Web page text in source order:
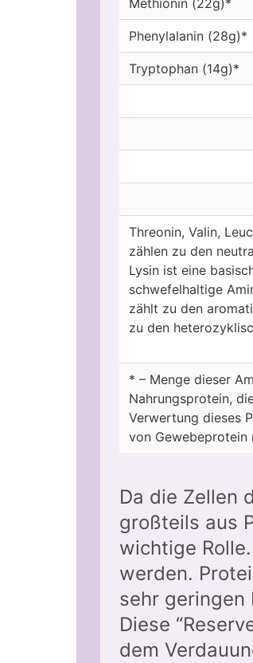
Methionin (22g)*
Phenylalanin (28g)*
Tryptophan (14g)*
Threonin, Valin,
zählen zu den
Lysin ist eine
schwefelhaltige
zählt zu den
zu den
* – Menge dieser
Nahrungsprotein,
Verwertung dieses
von Gewebeprotein
Da die Zellen
großteils aus
wichtige
werden.
sehr geringen
Diese
dem